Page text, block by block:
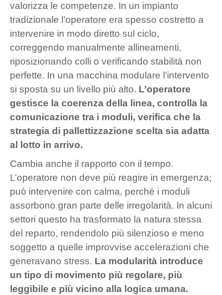
valorizza le competenze. In un impianto
tradizionale l’operatore era spesso costretto a
intervenire in modo diretto sul ciclo,
correggendo manualmente allineamenti,
riposizionando colli o verificando stabilità non
perfette. In una macchina modulare l’intervento
si sposta su un livello più alto. L’operatore
gestisce la coerenza della linea, controlla la
comunicazione tra i moduli, verifica che la
strategia di pallettizzazione scelta sia adatta
al lotto in arrivo.
Cambia anche il rapporto con il tempo.
L’operatore non deve più reagire in emergenza;
può intervenire con calma, perché i moduli
assorbono gran parte delle irregolarità. In alcuni
settori questo ha trasformato la natura stessa
del reparto, rendendolo più silenzioso e meno
soggetto a quelle improvvise accelerazioni che
generavano stress. La modularità introduce
un tipo di movimento più regolare, più
leggibile e più vicino alla logica umana.